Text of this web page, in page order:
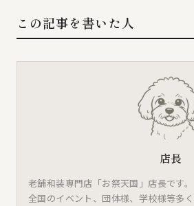
この記事を書いた人
店長
老舗和装専門店「お祭天国」店長です。
全国のイベント、団体様、学校様等多